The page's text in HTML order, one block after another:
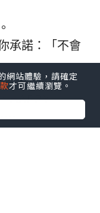
諾：「不會
HAPPY
⋯⋯
站體驗，請確定
才可繼續瀏覽。